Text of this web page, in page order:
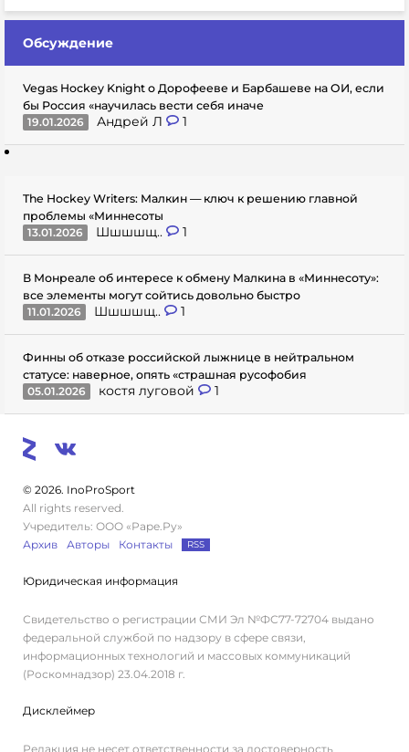
Обсуждение
Vegas Hockey Knight о Дорофееве и Барбашеве на ОИ, если
бы Россия «научилась вести себя иначе
19.01.2026
Андрей Л 1
The Hockey Writers: Малкин — ключ к решению главной
проблемы «Миннесоты
13.01.2026
Шшшшщ.. 1
В Монреале об интересе к обмену Малкина в «Миннесоту»:
все элементы могут сойтись довольно быстро
11.01.2026
Шшшшщ.. 1
Финны об отказе российской лыжнице в нейтральном
статусе: наверное, опять «страшная русофобия
05.01.2026
костя луговой 1
© 2026. InoProSport
All rights reserved.
Учредитель: ООО «Раре.Ру»
Архив
Авторы Контакты RSS
Юридическая информация
Свидетельство о регистрации СМИ Эл №ФС77-72704 выдано
федеральной службой по надзору в сфере связи,
информационных технологий и массовых коммуникаций
(Роскомнадзор) 23.04.2018 г.
Дисклеймер
Редакция не несет ответственности за достоверность